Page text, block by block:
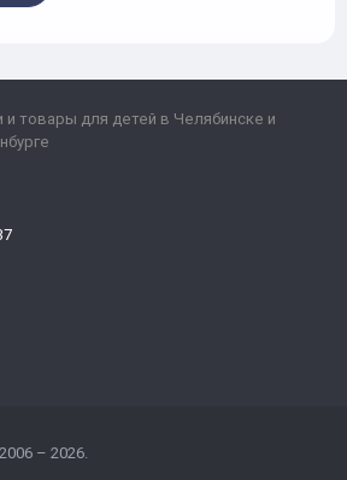
и товары для детей в Челябинске и
– 2026.